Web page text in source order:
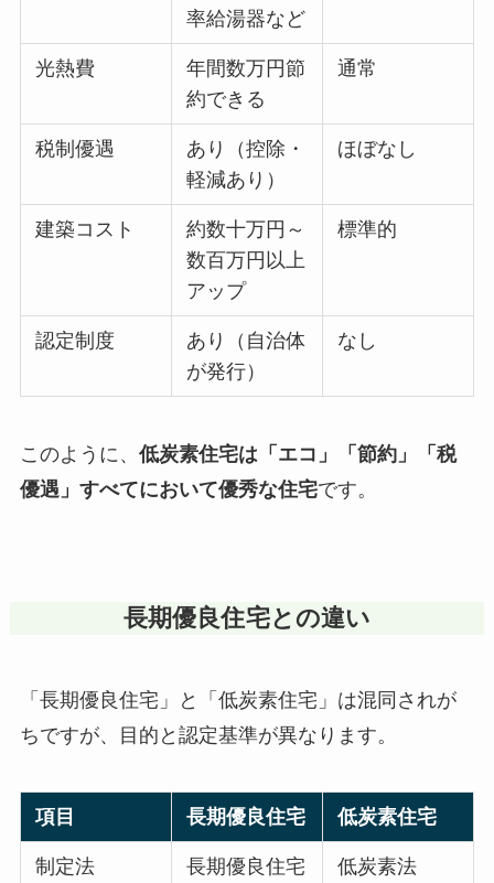
率給湯器など
光熱費
年間数万円節
約できる
通常
税制優遇
あり（控除・
軽減あり）
ほぼなし
建築コスト
約数十万円～
数百万円以上
アップ
標準的
認定制度
あり（自治体
が発行）
なし
このように、 低炭素住宅は「エコ」「節約」「税
優遇」すべてにおいて優秀な住宅です。
長期優良住宅との違い
「長期優良住宅」と「低炭素住宅」は混同されが
ちですが、目的と認定基準が異なります。
項目 長期優良住宅 低炭素住宅
制定法
長期優良住宅
低炭素法